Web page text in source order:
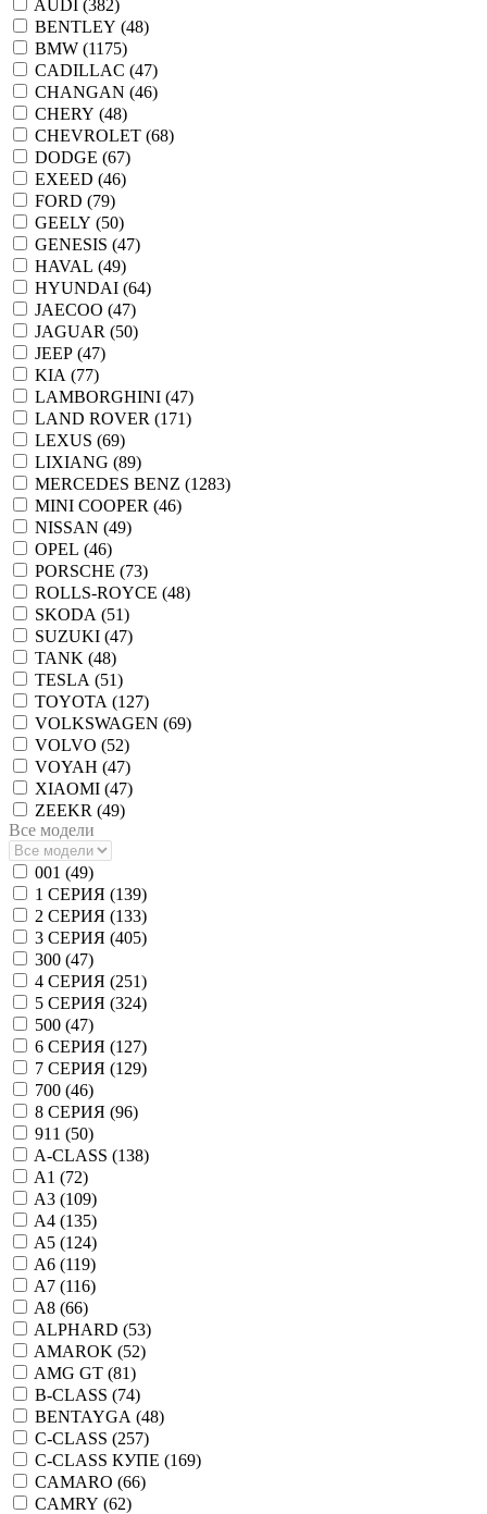
AUDI (382)
BENTLEY (48)
BMW (1175)
CADILLAC (47)
CHANGAN (46)
CHERY (48)
CHEVROLET (68)
DODGE (67)
EXEED (46)
FORD (79)
GEELY (50)
GENESIS (47)
HAVAL (49)
HYUNDAI (64)
JAECOO (47)
JAGUAR (50)
JEEP (47)
KIA (77)
LAMBORGHINI (47)
LAND ROVER (171)
LEXUS (69)
LIXIANG (89)
MERCEDES BENZ (1283)
MINI COOPER (46)
NISSAN (49)
OPEL (46)
PORSCHE (73)
ROLLS-ROYCE (48)
SKODA (51)
SUZUKI (47)
TANK (48)
TESLA (51)
TOYOTA (127)
VOLKSWAGEN (69)
VOLVO (52)
VOYAH (47)
XIAOMI (47)
ZEEKR (49)
Все модели
001 (49)
1 СЕРИЯ (139)
2 СЕРИЯ (133)
3 СЕРИЯ (405)
300 (47)
4 СЕРИЯ (251)
5 СЕРИЯ (324)
500 (47)
6 СЕРИЯ (127)
7 СЕРИЯ (129)
700 (46)
8 СЕРИЯ (96)
911 (50)
A-CLASS (138)
A1 (72)
A3 (109)
A4 (135)
A5 (124)
A6 (119)
A7 (116)
A8 (66)
ALPHARD (53)
AMAROK (52)
AMG GT (81)
B-CLASS (74)
BENTAYGA (48)
C-CLASS (257)
C-CLASS КУПЕ (169)
CAMARO (66)
CAMRY (62)